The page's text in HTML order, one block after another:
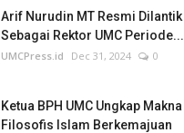
Arif Nurudin MT Resmi Dilantik
Sebagai Rektor UMC Periode...
UMCPress.id Dec 31, 2024 0
Ketua BPH UMC Ungkap Makna
Filosofis Islam Berkemajuan